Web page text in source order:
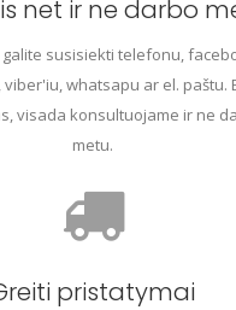
net ir ne darbo
galite susisiekti telefonu,
viber'iu, whatsapu ar el. paštu.
visada konsultuojame ir ne
metu.
pristatymai